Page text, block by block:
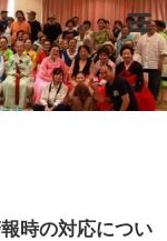
時の対応につい